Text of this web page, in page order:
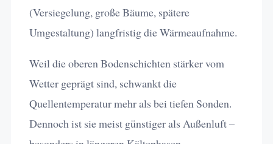
(Versiegelung, große Bäume, spätere
Umgestaltung) langfristig die Wärmeaufnahme.
Weil die oberen Bodenschichten stärker vom
Wetter geprägt sind, schwankt die
Quellentemperatur mehr als bei tiefen Sonden.
Dennoch ist sie meist günstiger als Außenluft –